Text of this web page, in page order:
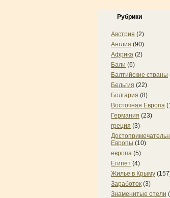
Рубрики
Австрия (2)
Англия (90)
Африка (2)
Бали (6)
Балтийские страны
Бельгия (22)
Болгария (8)
Восточная Европа
Германия (23)
греция (3)
Европы (10)
европа (5)
Египет (4)
Жилье в Крыму
Заработок (3)
Знаменитые отели